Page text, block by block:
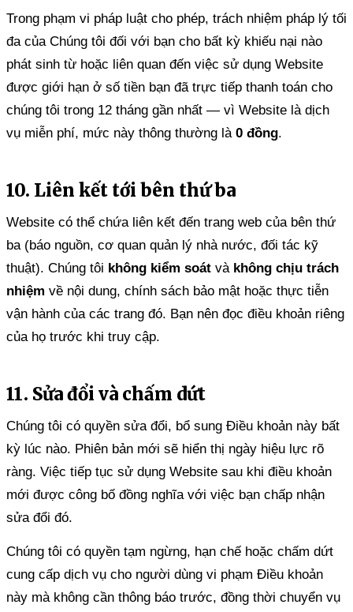
Trong phạm vi pháp luật cho phép, trách nhiệm pháp lý tối
đa của Chúng tôi đối với bạn cho bất kỳ khiếu nại nào
phát sinh từ hoặc liên quan đến việc sử dụng Website
được giới hạn ở số tiền bạn đã trực tiếp thanh toán cho
chúng tôi trong 12 tháng gần nhất — vì Website là dịch
vụ miễn phí, mức này thông thường là 0 đồng.
10. Liên kết tới bên thứ ba
Website có thể chứa liên kết đến trang web của bên thứ
ba (báo nguồn, cơ quan quản lý nhà nước, đối tác kỹ
thuật). Chúng tôi không kiểm soát và không chịu trách
nhiệm về nội dung, chính sách bảo mật hoặc thực tiễn
vận hành của các trang đó. Bạn nên đọc điều khoản riêng
của họ trước khi truy cập.
11. Sửa đổi và chấm dứt
Chúng tôi có quyền sửa đổi, bổ sung Điều khoản này bất
kỳ lúc nào. Phiên bản mới sẽ hiển thị ngày hiệu lực rõ
ràng. Việc tiếp tục sử dụng Website sau khi điều khoản
mới được công bố đồng nghĩa với việc bạn chấp nhận
sửa đổi đó.
Chúng tôi có quyền tạm ngừng, hạn chế hoặc chấm dứt
cung cấp dịch vụ cho người dùng vi phạm Điều khoản
này mà không cần thông báo trước, đồng thời chuyển vụ